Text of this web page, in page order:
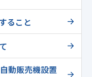
ること
動販売機設置